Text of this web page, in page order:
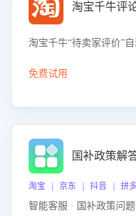
淘宝千牛评
淘宝千牛“待卖家评价”
免费试用
国补政策解
淘宝 | 京东 | 抖音 | 拼
智能客服 · 国补政策问